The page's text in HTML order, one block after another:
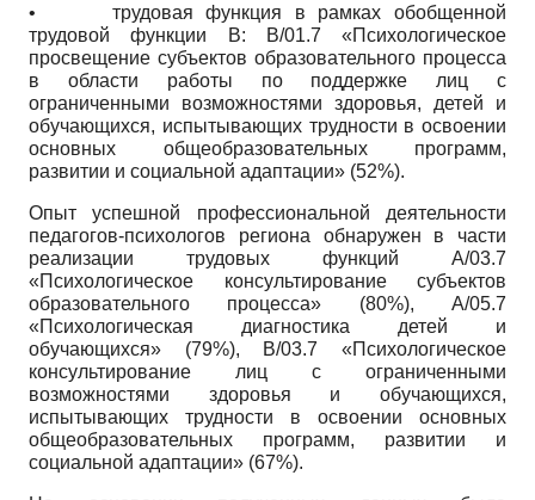
• трудовая функция в рамках обобщенной
трудовой функции В:
B/01.7 «Психологическое
просвещение субъектов образовательного процесса
в области работы по поддержке лиц с
ограниченными возможностями здоровья, детей и
обучающихся, испытывающих трудности в освоении
основных общеобразовательных программ,
развитии и социальной адаптации» (52%).
Опыт успешной профессиональной деятельности
педагогов-психологов региона обнаружен в части
реализации трудовых функций A/03.7
«Психологическое консультирование субъектов
образовательного процесса» (80%), A/05.7
«Психологическая диагностика детей и
обучающихся» (79%), B/03.7«Психологическое
консультирование лиц с ограниченными
возможностями здоровья и обучающихся,
испытывающих трудности в освоении основных
общеобразовательных программ, развитии и
социальной адаптации» (67%).